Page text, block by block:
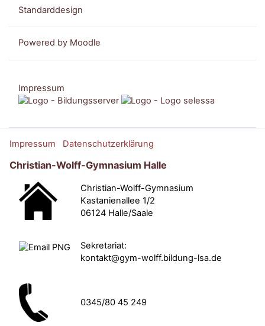
Standarddesign
Powered by Moodle
Impressum
Impressum Datenschutzerklärung
Christian-Wolff-Gymnasium Halle
Christian-Wolff-Gymnasium
Kastanienallee 1/2
06124 Halle/Saale
Sekretariat:
kontakt@gym-wolff.bildung-lsa.de
0345/80 45 249